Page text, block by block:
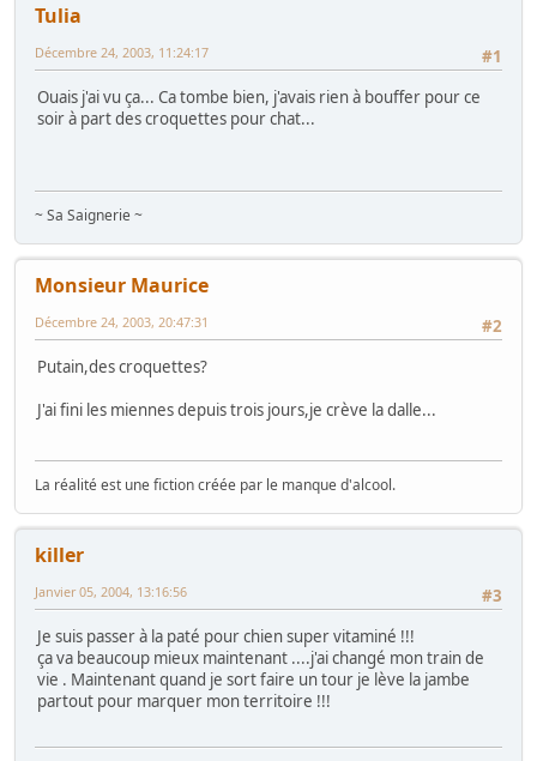
Tulia
#1
Décembre 24, 2003, 11:24:17
Ouais j'ai vu ça... Ca tombe bien, j'avais rien à bouffer pour ce
soir à part des croquettes pour chat...
~ Sa Saignerie ~
Monsieur Maurice
#2
Décembre 24, 2003, 20:47:31
Putain,des croquettes?
J'ai fini les miennes depuis trois jours,je crève la dalle...
La réalité est une fiction créée par le manque d'alcool.
killer
#3
Janvier 05, 2004, 13:16:56
Je suis passer à la paté pour chien super vitaminé !!!
ça va beaucoup mieux maintenant ....j'ai changé mon train de
vie . Maintenant quand je sort faire un tour je lève la jambe
partout pour marquer mon territoire !!!